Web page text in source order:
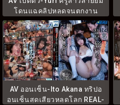
โดนแฉคลิปหลุดจนตกงาน
MIFD-682
AV ออนเซ็น-Ito Akana ทริปอ
อนเซ็นสุดเสียวหลุดโลก REAL-